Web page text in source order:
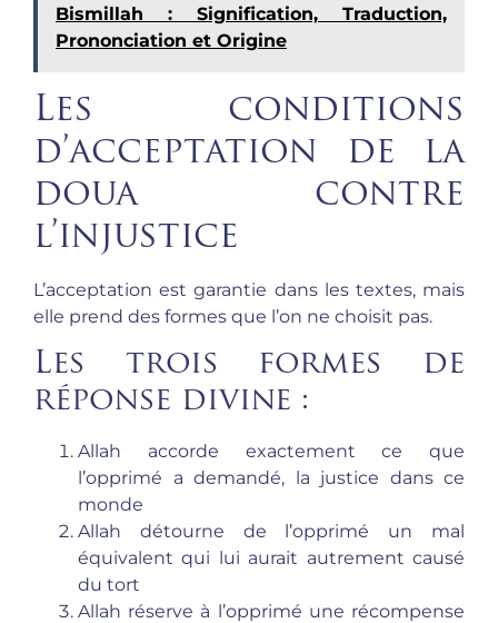
Bismillah : Signification, Traduction,
Prononciation et Origine
Les conditions
d’acceptation de la
doua contre
l’injustice
L’acceptation est garantie dans les textes, mais
elle prend des formes que l’on ne choisit pas.
Les trois formes de
réponse divine :
Allah accorde exactement ce que
l’opprimé a demandé, la justice dans ce
monde
Allah détourne de l’opprimé un mal
équivalent qui lui aurait autrement causé
du tort
Allah réserve à l’opprimé une récompense